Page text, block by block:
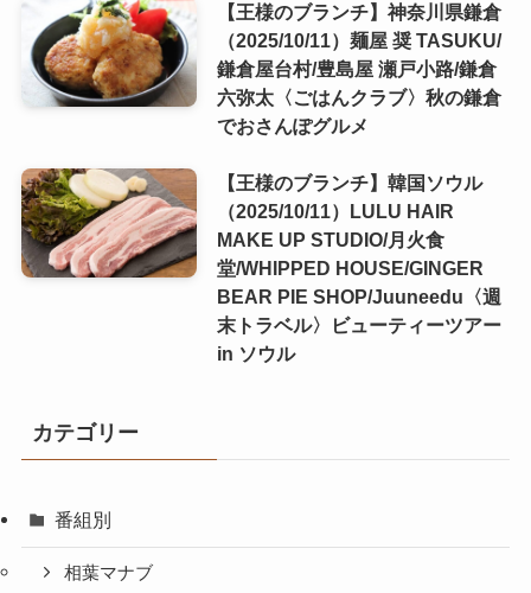
【王様のブランチ】神奈川県鎌倉
（2025/10/11）麺屋 奨 TASUKU/
鎌倉屋台村/豊島屋 瀬戸小路/鎌倉
六弥太〈ごはんクラブ〉秋の鎌倉
でおさんぽグルメ
【王様のブランチ】韓国ソウル
（2025/10/11）LULU HAIR
MAKE UP STUDIO/月火食
堂/WHIPPED HOUSE/GINGER
BEAR PIE SHOP/Juuneedu〈週
末トラベル〉ビューティーツアー
in ソウル
カテゴリー
番組別
相葉マナブ